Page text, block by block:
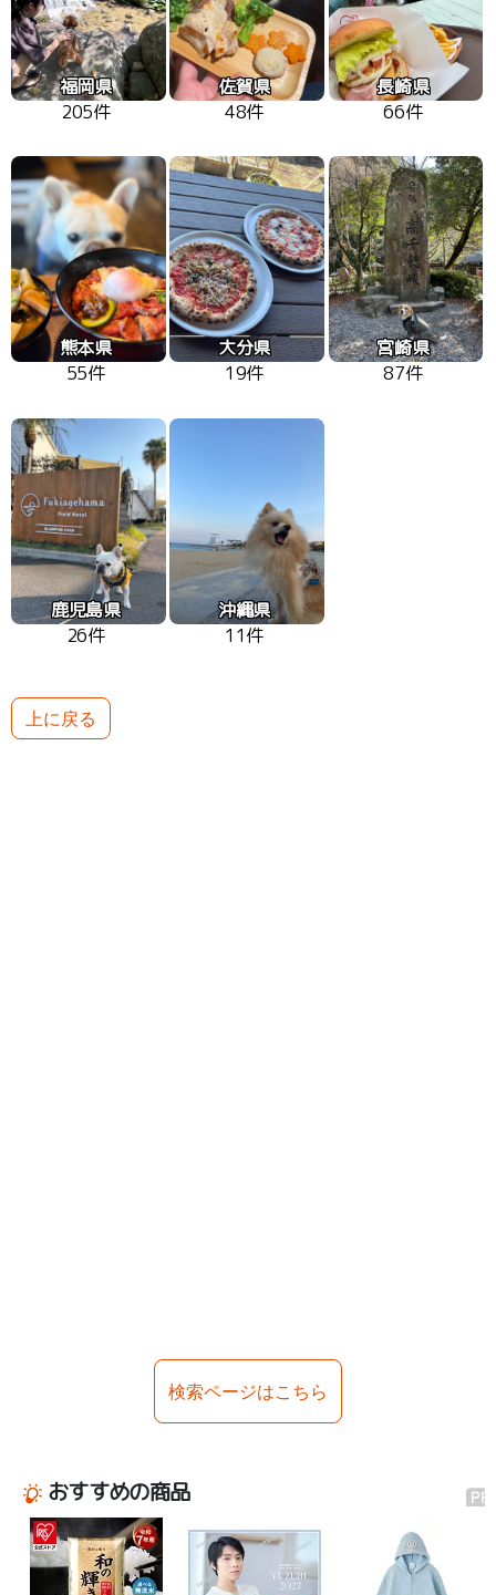
福岡県
205件
佐賀県
48件
長崎県
66件
熊本県
55件
大分県
19件
宮崎県
87件
鹿児島県
26件
沖縄県
11件
上に戻る
検索ページはこちら
おすすめの商品